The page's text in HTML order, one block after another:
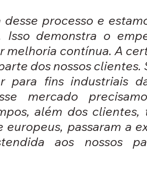
processo e
demonstra o
melhoria contínua. A
dos nossos clientes.
para fins industriais
mercado
além dos clientes,
passaram a
aos nossos